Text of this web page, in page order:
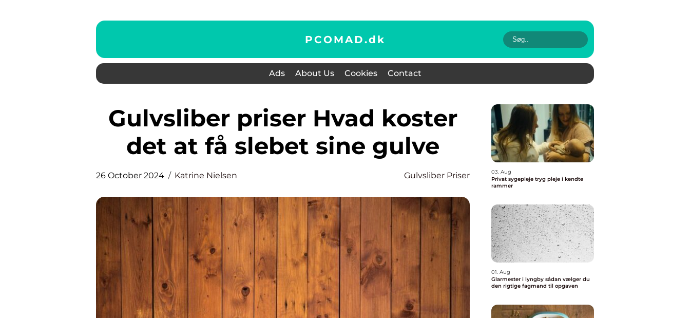
PCOMAD.dk
Ads About Us Cookies Contact
Gulvsliber priser Hvad koster
det at få slebet sine gulve
26 October 2024 Katrine Nielsen Gulvsliber Priser
03. Aug
Privat sygepleje tryg pleje i kendte
rammer
01. Aug
Glarmester i lyngby sådan vælger du
den rigtige fagmand til opgaven